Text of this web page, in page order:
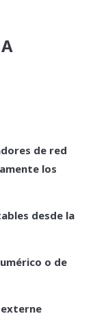
de red
los
desde la
o de
externe